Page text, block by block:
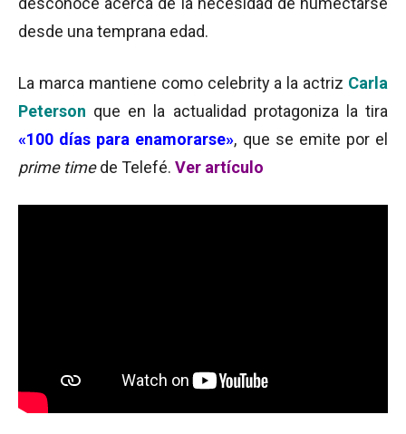
desde una temprana edad.
La marca mantiene como celebrity a la actriz Carla
Peterson que en la actualidad protagoniza la tira
«100 días para enamorarse», que se emite por el
prime timede Telefé. Ver artículo